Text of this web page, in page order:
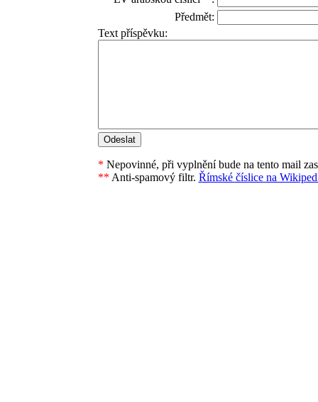
Předmět:
Text příspěvku:
* Nepovinné, při vyplnění bude na tento mail
** Anti-spamový filtr. Římské číslice na